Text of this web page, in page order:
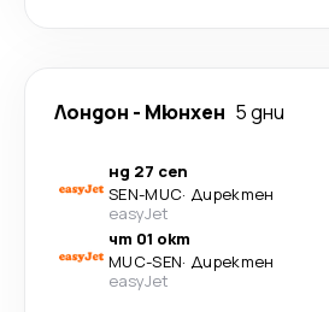
Лондон - Мюнхен 5 дни
нд 27 сеп
SEN-MUC· Директен
easyJet
чт 01 окт
MUC-SEN· Директен
easyJet